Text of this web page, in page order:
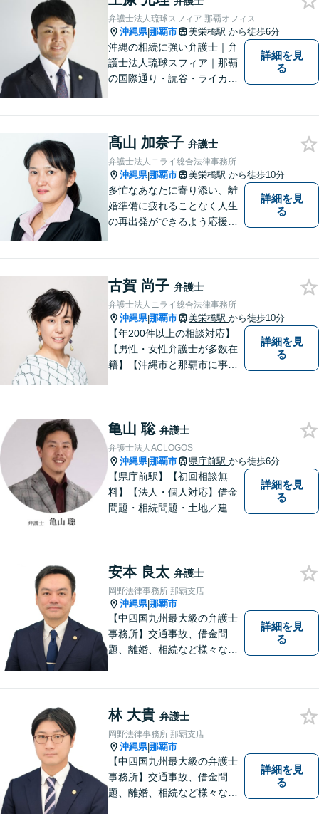
ている方を救います。ぜひご
相談ください。
弁護士法人琉球スフィア 那覇オフィス
沖縄県|那覇市 美栄橋駅 から徒歩6分
沖縄の相続に強い弁護士｜弁
護士法人琉球スフィア｜那覇
の国際通り・読谷・ライカム
す。お気軽にご連絡くださ
い！
詳細を見
る
髙山 加奈子 弁護士
弁護士法人ニライ総合法律事務所
沖縄県|那覇市 美栄橋駅 から徒歩10分
多忙なあなたに寄り添い、離
婚準備に疲れることなく人生
の再出発ができるよう応援し
詳細を見
る
古賀 尚子 弁護士
弁護士法人ニライ総合法律事務所
沖縄県|那覇市 美栄橋駅 から徒歩10分
【年200件以上の相談対応】
【男性・女性弁護士が多数在
籍】【沖縄市と那覇市に事務
らではの習慣」を熟知した弁
護士が多数在籍。
詳細を見
る
亀山 聡 弁護士
弁護士法人ACLOGOS
沖縄県|那覇市 県庁前駅 から徒歩6分
【県庁前駅】【初回相談無
料】【法人・個人対応】借金
問題・相続問題・土地／建物
詳細を見
る
安本 良太 弁護士
岡野法律事務所 那覇支店
沖縄県|那覇市
【中四国九州最大級の弁護士
事務所】交通事故、借金問
題、離婚、相続など様々な問
い！
詳細を見
る
林 大貴 弁護士
岡野法律事務所 那覇支店
沖縄県|那覇市
【中四国九州最大級の弁護士
事務所】交通事故、借金問
題、離婚、相続など様々な問
詳細を見
る